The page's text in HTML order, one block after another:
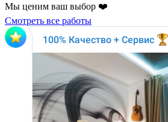
Мы ценим ваш выбор ❤️
Смотреть все работы